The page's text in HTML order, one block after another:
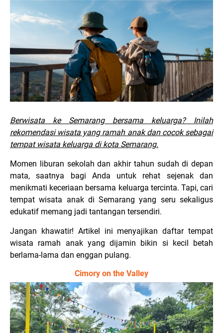
Berwisata ke Semarang bersama keluarga? Inilah
rekomendasi wisata yang ramah anak dan cocok sebagai
tempat wisata keluarga di kota Semarang.
Momen liburan sekolah dan akhir tahun sudah di depan
mata, saatnya bagi Anda untuk rehat sejenak dan
menikmati keceriaan bersama keluarga tercinta. Tapi, cari
tempat wisata anak di Semarang yang seru sekaligus
edukatif memang jadi tantangan tersendiri.
Jangan khawatir! Artikel ini menyajikan daftar tempat
wisata ramah anak yang dijamin bikin si kecil betah
berlama-lama dan enggan pulang.
Cimory on the Valley